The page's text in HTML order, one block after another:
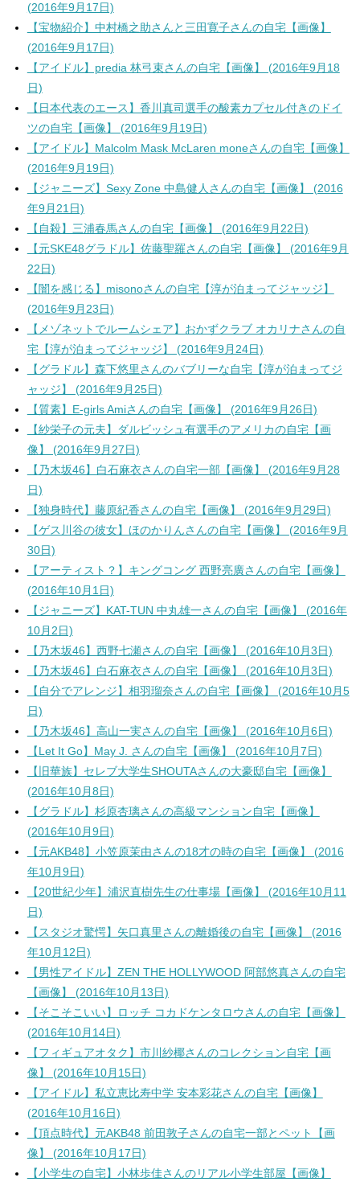
(2016年9月17日)
【宝物紹介】中村橋之助さんと三田寛子さんの自宅【画像】
(2016年9月17日)
【アイドル】predia 林弓束さんの自宅【画像】 (2016年9月18
日)
【日本代表のエース】香川真司選手の酸素カプセル付きのドイ
ツの自宅【画像】 (2016年9月19日)
【アイドル】Malcolm Mask McLaren moneさんの自宅【画像】
(2016年9月19日)
【ジャニーズ】Sexy Zone 中島健人さんの自宅【画像】 (2016
年9月21日)
【自殺】三浦春馬さんの自宅【画像】 (2016年9月22日)
【元SKE48グラドル】佐藤聖羅さんの自宅【画像】 (2016年9月
22日)
【闇を感じる】misonoさんの自宅【淳が泊まってジャッジ】
(2016年9月23日)
【メゾネットでルームシェア】おかずクラブ オカリナさんの自
宅【淳が泊まってジャッジ】 (2016年9月24日)
【グラドル】森下悠里さんのバブリーな自宅【淳が泊まってジ
ャッジ】 (2016年9月25日)
【質素】E-girls Amiさんの自宅【画像】 (2016年9月26日)
【紗栄子の元夫】ダルビッシュ有選手のアメリカの自宅【画
像】 (2016年9月27日)
【乃木坂46】白石麻衣さんの自宅一部【画像】 (2016年9月28
日)
【独身時代】藤原紀香さんの自宅【画像】 (2016年9月29日)
【ゲス川谷の彼女】ほのかりんさんの自宅【画像】 (2016年9月
30日)
【アーティスト？】キングコング 西野亮廣さんの自宅【画像】
(2016年10月1日)
【ジャニーズ】KAT-TUN 中丸雄一さんの自宅【画像】 (2016年
10月2日)
【乃木坂46】西野七瀬さんの自宅【画像】 (2016年10月3日)
【乃木坂46】白石麻衣さんの自宅【画像】 (2016年10月3日)
【自分でアレンジ】相羽瑠奈さんの自宅【画像】 (2016年10月5
日)
【乃木坂46】高山一実さんの自宅【画像】 (2016年10月6日)
【Let It Go】May J. さんの自宅【画像】 (2016年10月7日)
【旧華族】セレブ大学生SHOUTAさんの大豪邸自宅【画像】
(2016年10月8日)
【グラドル】杉原杏璃さんの高級マンション自宅【画像】
(2016年10月9日)
【元AKB48】小笠原茉由さんの18才の時の自宅【画像】 (2016
年10月9日)
【20世紀少年】浦沢直樹先生の仕事場【画像】 (2016年10月11
日)
【スタジオ驚愕】矢口真里さんの離婚後の自宅【画像】 (2016
年10月12日)
【男性アイドル】ZEN THE HOLLYWOOD 阿部悠真さんの自宅
【画像】 (2016年10月13日)
【そこそこいい】ロッチ コカドケンタロウさんの自宅【画像】
(2016年10月14日)
【フィギュアオタク】市川紗椰さんのコレクション自宅【画
像】 (2016年10月15日)
【アイドル】私立恵比寿中学 安本彩花さんの自宅【画像】
(2016年10月16日)
【頂点時代】元AKB48 前田敦子さんの自宅一部とペット【画
像】 (2016年10月17日)
【小学生の自宅】小林歩佳さんのリアル小学生部屋【画像】